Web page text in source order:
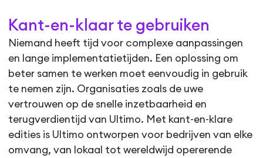
Kant-en-klaarte gebruiken
Niemand heeft tijd voor complexe aanpassingen
en lange implementatietijden. Een oplossing om
beter samen te werken moet eenvoudig in gebruik
te nemen zijn. Organisaties zoals de uwe
vertrouwen op de snelle inzetbaarheid en
terugverdientijd van Ultimo. Met kant-en-klare
edities is Ultimo ontworpen voor bedrijven van elke
omvang, van lokaal tot wereldwijd opererende